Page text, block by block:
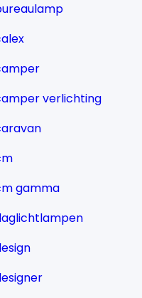
verlichting
gamma